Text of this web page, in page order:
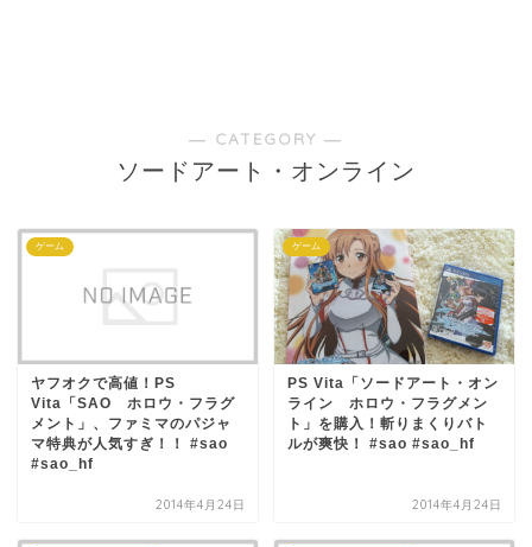
― CATEGORY ―
ソードアート・オンライン
ゲーム
ヤフオクで高値！PS
Vita「SAO ホロウ・フラグ
メント」、ファミマのパジャ
マ特典が人気すぎ！！ #sao
#sao_hf
2014年4月24日
ゲーム
PS Vita「ソードアート・オン
ライン ホロウ・フラグメン
ト」を購入！斬りまくりバト
ルが爽快！ #sao #sao_hf
2014年4月24日